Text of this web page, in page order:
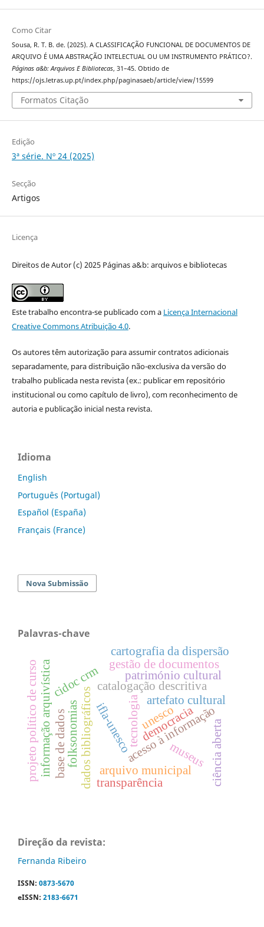
Como Citar
Sousa, R. T. B. de. (2025). A CLASSIFICAÇÃO FUNCIONAL DE DOCUMENTOS DE
ARQUIVO É UMA ABSTRAÇÃO INTELECTUAL OU UM INSTRUMENTO PRÁTICO?.
Páginas a&b: Arquivos E Bibliotecas, 31–45. Obtido de
https://ojs.letras.up.pt/index.php/paginasaeb/article/view/15599
Formatos Citação
Edição
3ª série. Nº 24 (2025)
Secção
Artigos
Licença
Direitos de Autor (c) 2025 Páginas a&b: arquivos e bibliotecas
Este trabalho encontra-se publicado com a Licença Internacional
Creative Commons Atribuição 4.0.
Os autores têm autorização para assumir contratos adicionais
separadamente, para distribuição não-exclusiva da versão do
trabalho publicada nesta revista (ex.: publicar em repositório
institucional ou como capítulo de livro), com reconhecimento de
autoria e publicação inicial nesta revista.
Idioma
English
Português (Portugal)
Español (España)
Français (France)
Nova Submissão
Palavras-chave
catalogação descritiva
dados bibliográficos tecnologia artefato cultural
cidoc crm
acesso à informação
democracia
arquivo municipal
informação arquivística
transparência
ifla-unesco
património cultural
folksonomias
base de dados ciência aberta
unesco
gestão de documentos
projeto político de curso
cartografia da dispersão
museus
Direção da revista:
Fernanda Ribeiro
ISSN:0873-5670
eISSN:2183-6671